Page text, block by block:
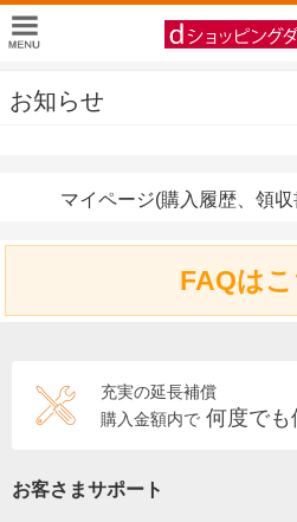
お知らせ
マイページ(購入履歴、領
FAQは
充実の延長補償
購入金額内で 何度でも
お客さまサポート